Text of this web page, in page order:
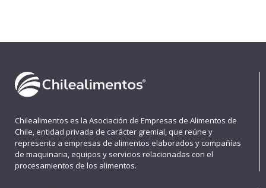
Chilealimentos es la Asociación de Empresas de Alimentos de
Chile, entidad privada de carácter gremial, que reúne y
representa a empresas de alimentos elaborados y compañías
de maquinaria, equipos y servicios relacionadas con el
procesamientos de los alimentos.